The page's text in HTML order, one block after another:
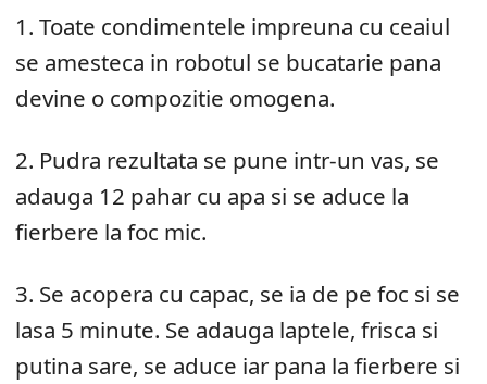
1. Toate condimentele impreuna cu ceaiul
se amesteca in robotul se bucatarie pana
devine o compozitie omogena.
2. Pudra rezultata se pune intr-un vas, se
adauga 12 pahar cu apa si se aduce la
fierbere la foc mic.
3. Se acopera cu capac, se ia de pe foc si se
lasa 5 minute. Se adauga laptele, frisca si
putina sare, se aduce iar pana la fierbere si